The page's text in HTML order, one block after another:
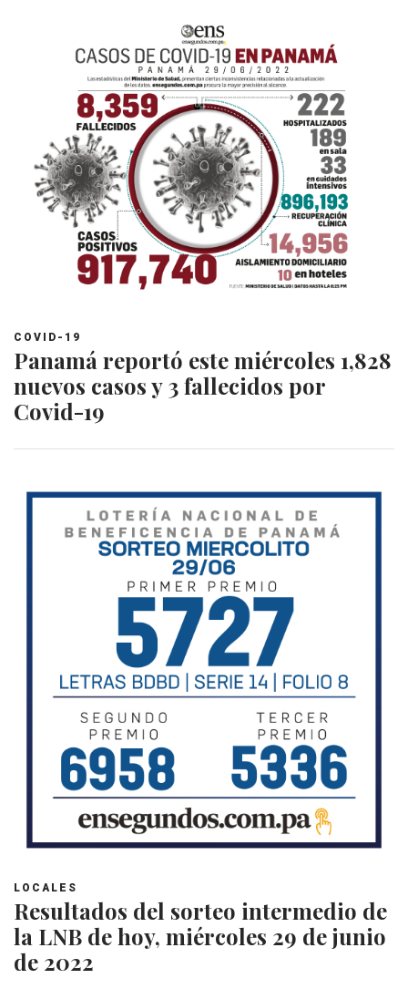
COVID-19
Panamá reportó este miércoles 1,828
nuevos casos y 3 fallecidos por
Covid-19
LOCALES
Resultados del sorteo intermedio de
la LNB de hoy, miércoles 29 de junio
de 2022